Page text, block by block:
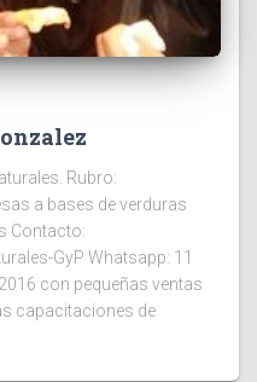
Rubro:
a bases de verduras
Contacto:
GyP Whatsapp: 11
con pequeñas ventas
capacitaciones de